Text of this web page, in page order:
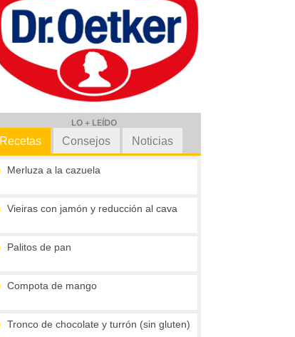
LO + LEÍDO
Recetas
Merluza a la cazuela
Vieiras con jamón y reducción al cava
Palitos de pan
Compota de mango
Tronco de chocolate y turrón (sin gluten)
Consejos Noticias